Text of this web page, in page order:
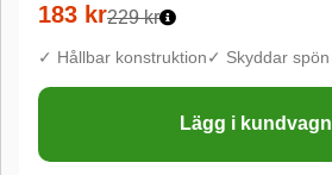
183 kr229 kr
✓ Hållbar konstruktion✓ Skyddar
Lägg i